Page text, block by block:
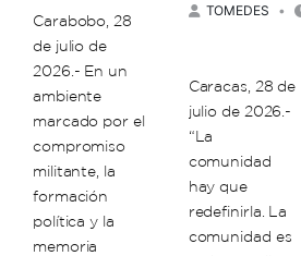
Carabobo, 28
de julio de
2026.- En un
ambiente
marcado por el
compromiso
militante, la
formación
política y la
memoria
TOMEDES
Caracas, 28 de
julio de 2026.-
“La
comunidad
hay que
redefinirla. La
comunidad es